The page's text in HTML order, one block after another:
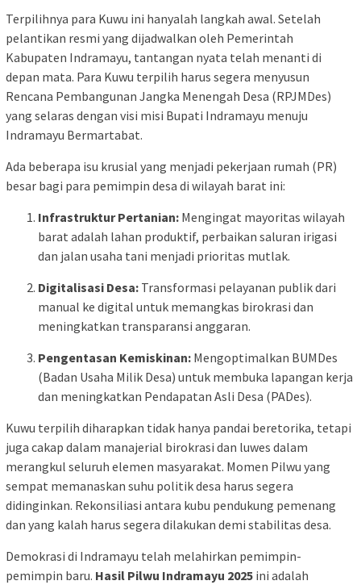
Terpilihnya para Kuwu ini hanyalah langkah awal. Setelah
pelantikan resmi yang dijadwalkan oleh Pemerintah
Kabupaten Indramayu, tantangan nyata telah menanti di
depan mata. Para Kuwu terpilih harus segera menyusun
Rencana Pembangunan Jangka Menengah Desa (RPJMDes)
yang selaras dengan visi misi Bupati Indramayu menuju
Indramayu Bermartabat.
Ada beberapa isu krusial yang menjadi pekerjaan rumah (PR)
besar bagi para pemimpin desa di wilayah barat ini:
Infrastruktur Pertanian: Mengingat mayoritas wilayah
barat adalah lahan produktif, perbaikan saluran irigasi
dan jalan usaha tani menjadi prioritas mutlak.
Digitalisasi Desa: Transformasi pelayanan publik dari
manual ke digital untuk memangkas birokrasi dan
meningkatkan transparansi anggaran.
Pengentasan Kemiskinan: Mengoptimalkan BUMDes
(Badan Usaha Milik Desa) untuk membuka lapangan kerja
dan meningkatkan Pendapatan Asli Desa (PADes).
Kuwu terpilih diharapkan tidak hanya pandai beretorika, tetapi
juga cakap dalam manajerial birokrasi dan luwes dalam
merangkul seluruh elemen masyarakat. Momen Pilwu yang
sempat memanaskan suhu politik desa harus segera
didinginkan. Rekonsiliasi antara kubu pendukung pemenang
dan yang kalah harus segera dilakukan demi stabilitas desa.
Demokrasi di Indramayu telah melahirkan pemimpin-
pemimpin baru. Hasil Pilwu Indramayu 2025 ini adalah